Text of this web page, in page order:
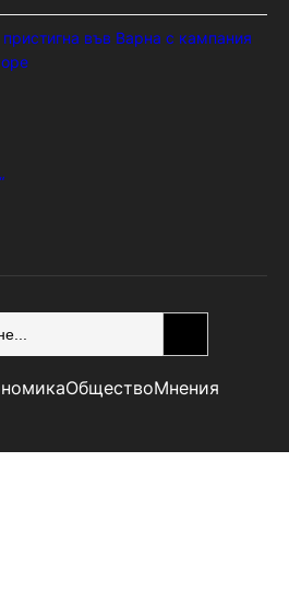
пристигна във Варна с кампания
ОбществоМнения